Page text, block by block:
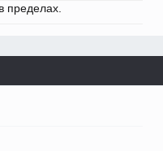
пределах.